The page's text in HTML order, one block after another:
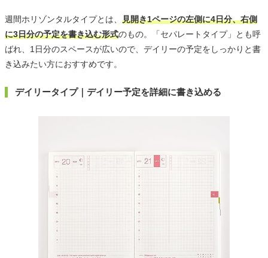
週間ホリゾンタルタイプとは、 見開き1ページの左側に4日分、右側
に3日分の予定を書き込む形式のもの。「セパレートタイプ」とも呼
ばれ、1日分のスペースが広いので、デイリーの予定をしっかりと書
き込みたい方におすすめです。
デイリータイプ｜デイリー予定を詳細に書き込める